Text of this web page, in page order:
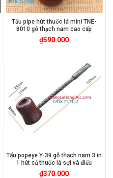
Tẩu pipe hút thuốc lá mini TNE-
8010 gỗ thạch nam cao cấp
₫590.000
Tẩu popeye Y-39 gỗ thạch nam 3 in
1 hút cả thuốc lá sợi và điếu
₫370.000